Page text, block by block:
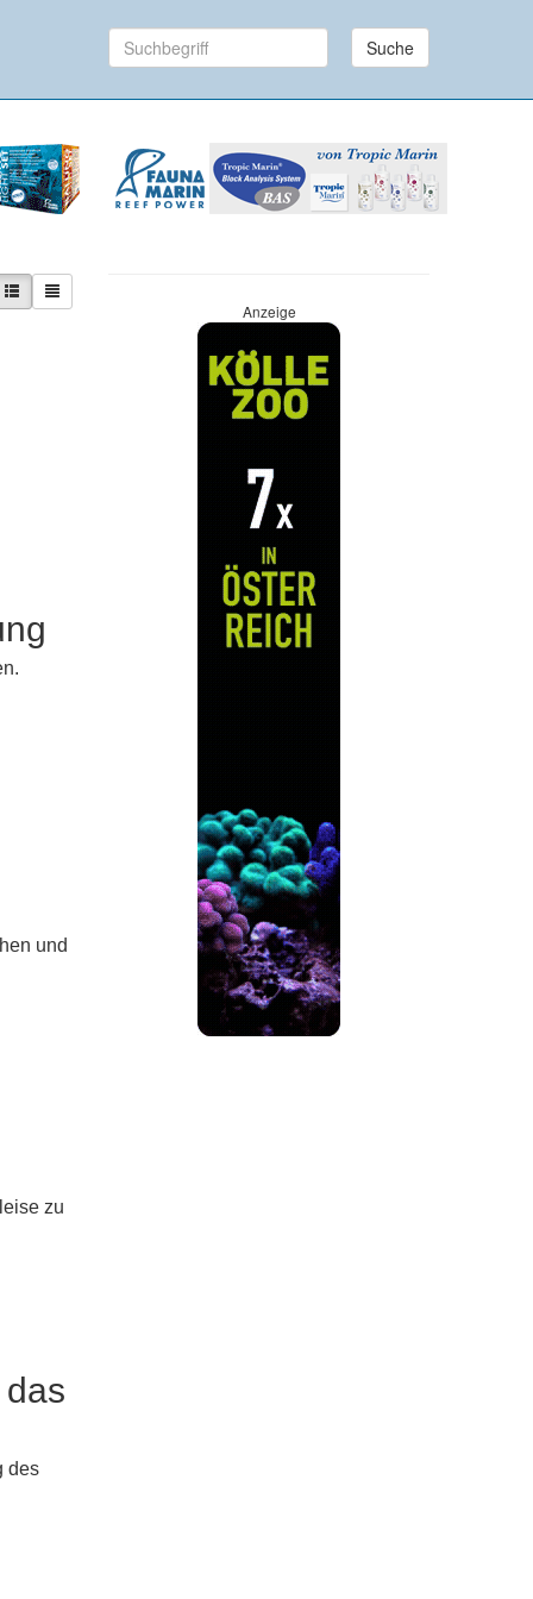
Suche
und
zu
des
Anzeige